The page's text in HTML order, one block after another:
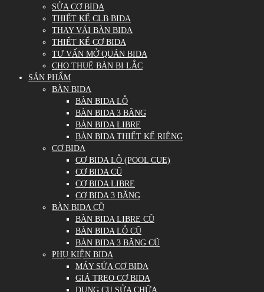
SỬA CƠ BIDA
THIẾT KẾ CLB BIDA
THAY VẢI BÀN BIDA
THIẾT KẾ CƠ BIDA
TƯ VẤN MỞ QUÁN BIDA
CHO THUÊ BÀN BI LẮC
SẢN PHẨM
BÀN BIDA
BÀN BIDA LỖ
BÀN BIDA 3 BĂNG
BÀN BIDA LIBRE
BÀN BIDA THIẾT KẾ RIÊNG
CƠ BIDA
CƠ BIDA LỖ (POOL CUE)
CƠ BIDA CŨ
CƠ BIDA LIBRE
CƠ BIDA 3 BĂNG
BÀN BIDA CŨ
BÀN BIDA LIBRE CŨ
BÀN BIDA LỖ CŨ
BÀN BIDA 3 BĂNG CŨ
PHỤ KIỆN BIDA
MÁY SỬA CƠ BIDA
GIÁ TREO CƠ BIDA
DỤNG CỤ SỬA CHỮA